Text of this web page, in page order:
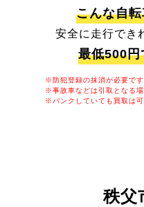
こんな自
安全に走行でき
最低500円
※防犯登録の抹消が必要です
※事故車などは引取となる場
※パンクしていても買取は可
秩父